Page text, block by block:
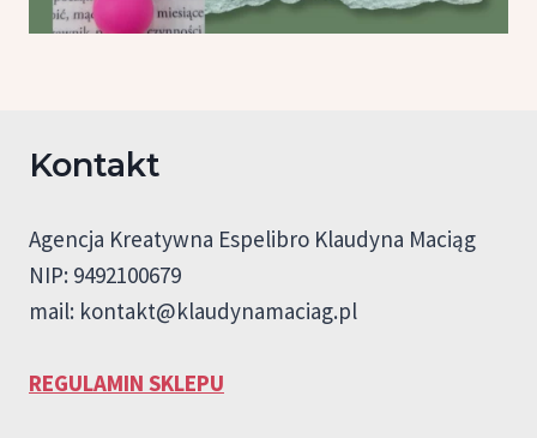
Kontakt
Agencja Kreatywna Espelibro Klaudyna Maciąg
NIP: 9492100679
mail: kontakt@klaudynamaciag.pl
REGULAMIN SKLEPU